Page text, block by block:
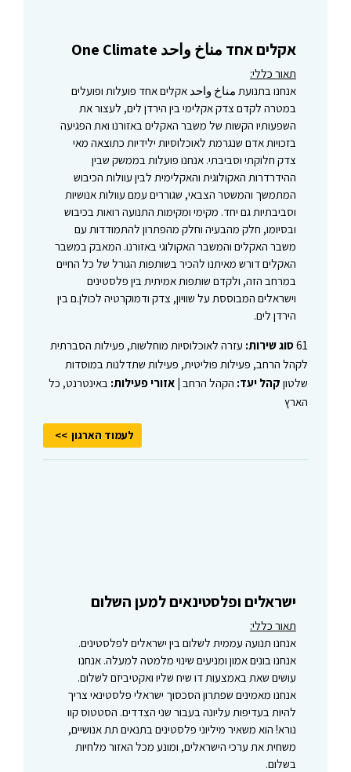
אקלים אחד مناخ واحد One Climate
תאור כללי:
אנחנו בתנועת مناخ واحد אקלים אחד פועלות ופועלים
במטרה לקדם צדק אקלימי בין הירדן לים, לעצור את
השפעותיו הקשות של משבר האקלים באזורנו ואת הפגיעה
בזכויות אדם שנגרמת לאוכלוסיות ילידיות כתוצאה מאי
צדק חלוקתי וסביבתי. אנחנו פועלות בממשק שבין
ההידרדרות האקולוגית והאקלימית לבין עוולות הכיבוש
המתמשך והמשטר הצבאי, שגוררים עמם עוולות אנושיות
וסביבתיות גם יחד. מקימי ומקימות התנועה רואות בכיבוש
ובסיומו, חלק מהבעיה וחלק מהפתרון להתמודדות עם
משבר האקלים והמשבר האקולוגי באזורנו. המאבק במשבר
האקלים דורש מאיתנו להכיר בשותפות הגורל של כל החיים
במרחב הזה, ולקדם שותפות אמיתית בין פלסטינים
וישראלים המבוססת על שוויון, צדק ודמוקרטיה לכולן.ם בין
הירדן לים.
61סוג שירות: עזרה לאוכלוסיות מוחלשות, פעילות הסברתית
לקהל הרחב, פעילות פוליטית, פעילות שתדלנות במוסדות
שלטון קהל יעד: הקהל הרחב | אזורי פעילות: באינטרנט, כל
הארץ
לעמוד הארגון
ישראלים ופלסטינאים למען השלום
תאור כללי:
אנחנו תנועה עממית לשלום בין ישראלים לפלסטינים.
אנחנו בונים אמון ומניעים שינוי מלמטה למעלה. אנחנו
עושים שאת באמצעות דו שיח שליו ואקטיביזם לשלום.
אנחנו מאמינים שפתרון הסכסוך ישראלי פלסטינאי צריך
להיות בעדיפות עליונה בעבור שני הצדדים. הסטטוס קוו
נורא! הוא משאיר מיליוני פלסטינים בתנאים תת אנושיים,
משחית את ערכי הישראלים, ומונע מכל האזור מלחיות
בשלום.